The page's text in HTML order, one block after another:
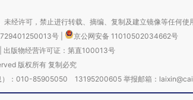
经许可，禁止进行转载、摘编、复制及建立镜像等任何使
号
京公网安备 11010502034662号
出版物经营许可证：第直100013号
版权所有 复制必究
）：010-85905050 13195200605 举报邮箱：